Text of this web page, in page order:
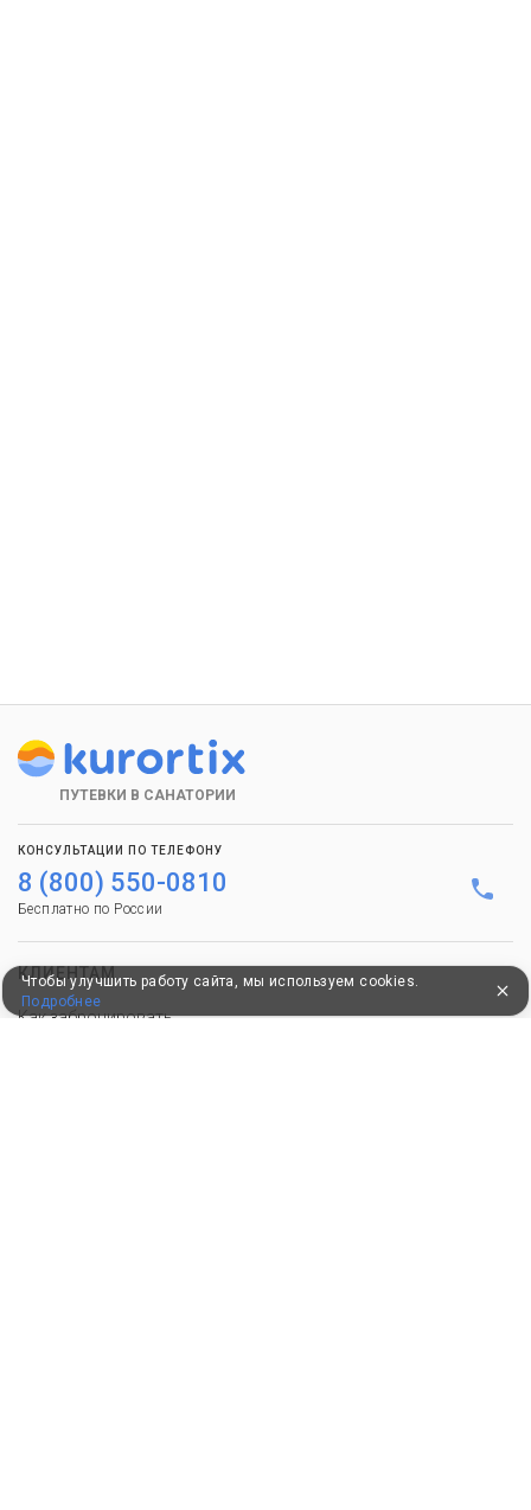
ПУТЕВКИ В САНАТОРИИ
КОНСУЛЬТАЦИИ ПО ТЕЛЕФОНУ
8 (800) 550-0810
Бесплатно по России
КЛИЕНТАМ
Как забронировать
Чтобы улучшить работу сайта, мы используем cookies.
Подробнее